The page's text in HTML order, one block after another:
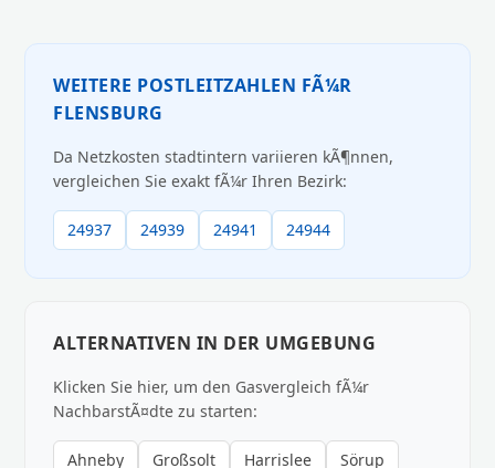
WEITERE POSTLEITZAHLEN FÃ¼R
FLENSBURG
Da Netzkosten stadtintern variieren kÃ¶nnen,
vergleichen Sie exakt fÃ¼r Ihren Bezirk:
24937 24939 24941 24944
ALTERNATIVEN IN DER UMGEBUNG
Klicken Sie hier, um den Gasvergleich fÃ¼r
NachbarstÃ¤dte zu starten:
Ahneby Großsolt Harrislee
Sörup